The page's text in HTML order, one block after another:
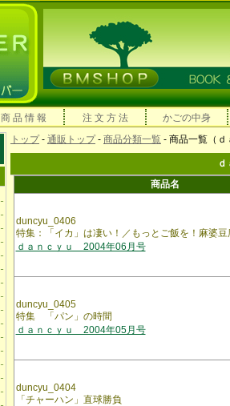
商 品 情 報 注 文 方 法 かごの中身
トップ- 通販トップ- 商品分類一覧 - 商品一覧（ｄ
商品名
duncyu_0406
特集：「イカ」は凄い！／もっとご飯を！麻婆豆
ｄａｎｃｙｕ 2004年06月号
duncyu_0405
特集 「パン」の時間
ｄａｎｃｙｕ 2004年05月号
duncyu_0404
「チャーハン」直球勝負